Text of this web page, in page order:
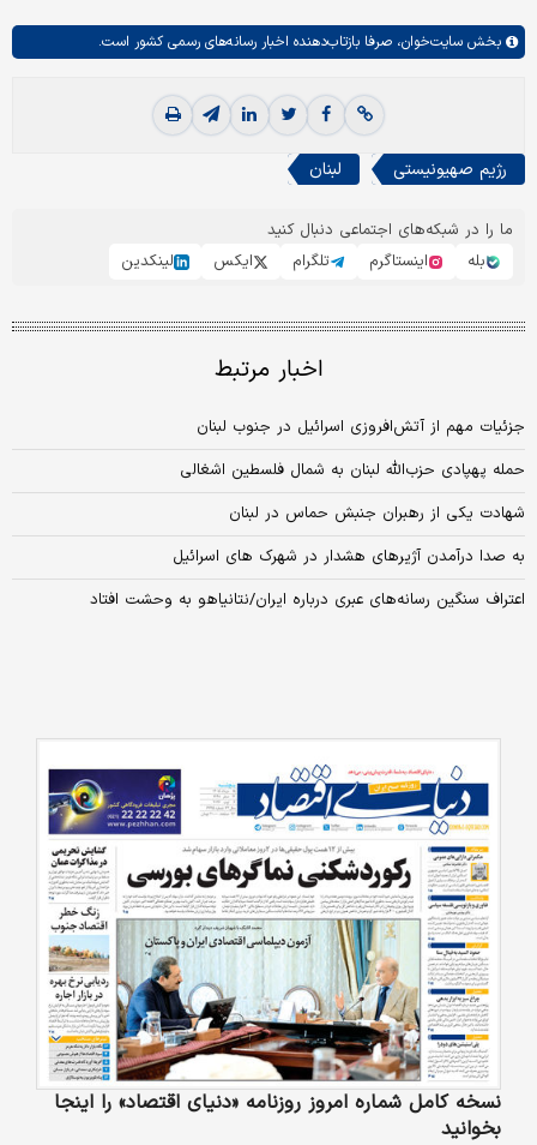
بخش سایت‌خوان، صرفا بازتاب‌دهنده اخبار رسانه‌های رسمی کشور است.
رژیم صهیونیستی لبنان
ما را در شبکه‌های اجتماعی دنبال کنید
بله
اینستاگرم تلگرام ایکس لینکدین
اخبار مرتبط
جزئیات مهم از آتش‌افروزی اسرائیل در جنوب لبنان
حمله پهپادی حزب‌الله لبنان به شمال فلسطین اشغالی
شهادت یکی از رهبران جنبش حماس در لبنان
به صدا درآمدن آژیرهای هشدار در شهرک های اسرائیل
اعتراف سنگین رسانه‌های عبری درباره ایران/نتانیاهو به وحشت افتاد
نسخه کامل شماره امروز روزنامه «دنیای‌ اقتصاد» را اینجا
بخوانید